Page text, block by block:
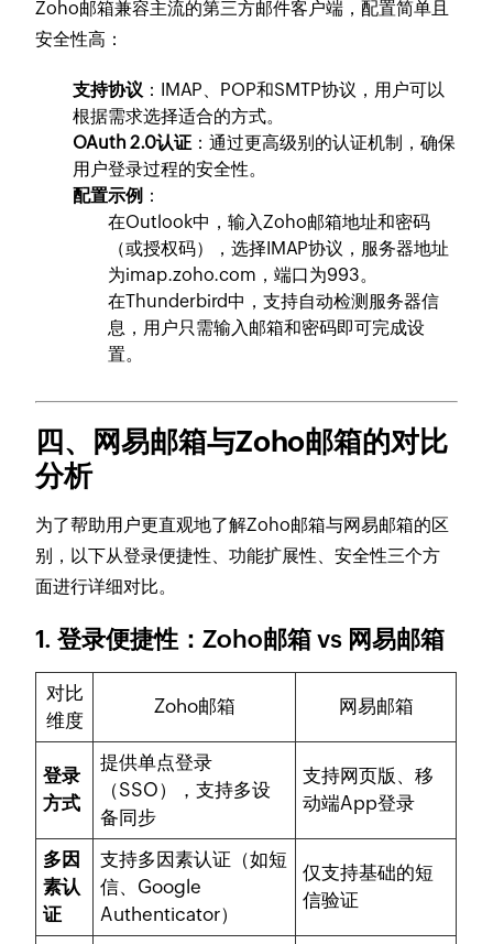
Zoho邮箱兼容主流的第三方邮件客户端，配置简单且
安全性高：
支持协议 ：IMAP、POP和SMTP协议，用户可以
根据需求选择适合的方式。
OAuth 2.0认证 ：通过更高级别的认证机制，确保
用户登录过程的安全性。
配置示例 ：
在Outlook中，输入Zoho邮箱地址和密码
（或授权码），选择IMAP协议，服务器地址
为imap.zoho.com ，端口为993。
在Thunderbird中，支持自动检测服务器信
息，用户只需输入邮箱和密码即可完成设
置。
四、网易邮箱与Zoho邮箱的对比
分析
为了帮助用户更直观地了解Zoho邮箱与网易邮箱的区
别，以下从登录便捷性、功能扩展性、安全性三个方
面进行详细对比。
1. 登录便捷性：Zoho邮箱 vs 网易邮箱
对比
维度
Zoho邮箱 网易邮箱
登录
方式
提供单点登录
（SSO），支持多设
备同步
支持网页版、移
动端App登录
多因
素认
证
支持多因素认证（如短
信、Google
Authenticator）
仅支持基础的短
信验证